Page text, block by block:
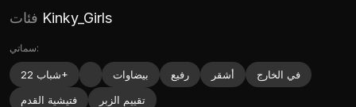
Kinky_Girls
سماتي:
شباب 22+ بيضاوات رفيع أشقر
في الخارج
فتيشية القدم
تقييم الزبر